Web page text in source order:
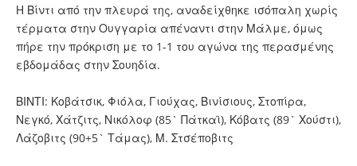
Η Βίντι από την πλευρά της, αναδείχθηκε ισόπαλη χωρίς
τέρματα στην Ουγγαρία απέναντι στην Μάλμε, όμως
πήρε την πρόκριση με το 1-1 του αγώνα της περασμένης
εβδομάδας στην Σουηδία.
ΒΙΝΤΙ: Κοβάτσικ, Φιόλα, Γιούχας, Βινίσιους, Στοπίρα,
Νεγκό, Χάτζιτς, Νικόλοφ (85` Πάτκαϊ), Κόβατς (89` Χούστι),
Λάζοβιτς (90+5` Τάμας), Μ. Στσέποβιτς